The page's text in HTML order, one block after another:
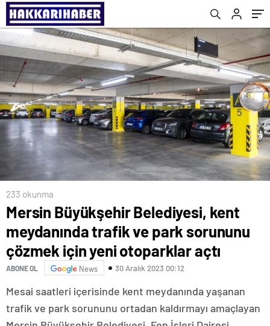
için yeni otoparklar açtı
233 okunma
Mersin Büyükşehir Belediyesi, kent
meydanında trafik ve park sorununu
çözmek için yeni otoparklar açtı
ABONE OL News 30 Aralık 2023 00:12
Mesai saatleri içerisinde kent meydanında yaşanan
trafik ve park sorununu ortadan kaldırmayı amaçlayan